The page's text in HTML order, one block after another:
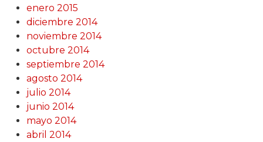
enero 2015
diciembre 2014
noviembre 2014
octubre 2014
septiembre 2014
agosto 2014
julio 2014
junio 2014
mayo 2014
abril 2014